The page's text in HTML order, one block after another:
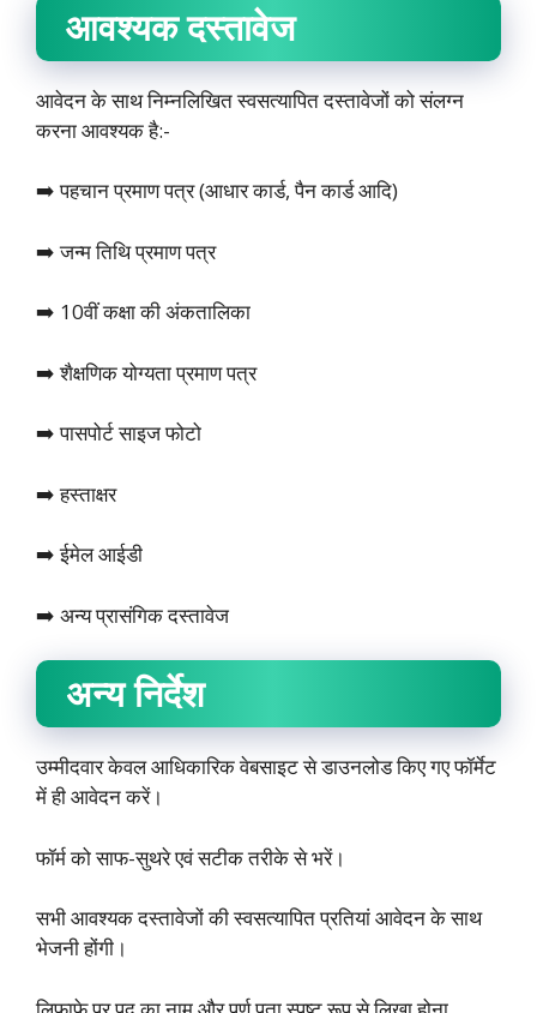
आवश्यक दस्तावेज
आवेदन के साथ निम्नलिखित स्वसत्यापित दस्तावेजों को संलग्न
करना आवश्यक है:-
➡️ पहचान प्रमाण पत्र (आधार कार्ड, पैन कार्ड आदि)
➡️ जन्म तिथि प्रमाण पत्र
➡️ 10वीं कक्षा की अंकतालिका
➡️ शैक्षणिक योग्यता प्रमाण पत्र
➡️ पासपोर्ट साइज फोटो
➡️ हस्ताक्षर
➡️ ईमेल आईडी
➡️ अन्य प्रासंगिक दस्तावेज
अन्य निर्देश
उम्मीदवार केवल आधिकारिक वेबसाइट से डाउनलोड किए गए फॉर्मेट
में ही आवेदन करें।
फॉर्म को साफ-सुथरे एवं सटीक तरीके से भरें।
सभी आवश्यक दस्तावेजों की स्वसत्यापित प्रतियां आवेदन के साथ
भेजनी होंगी।